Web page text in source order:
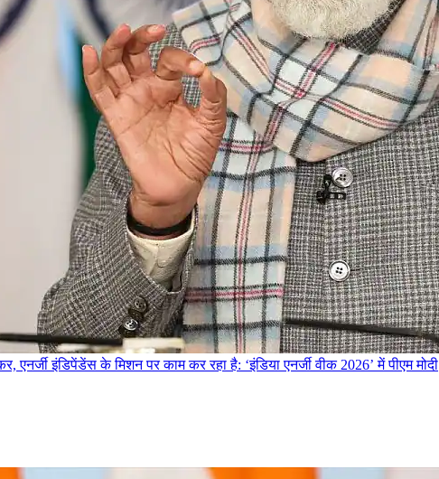
एनर्जी इंडिपेंडेंस के मिशन पर काम कर रहा है: ‘इंडिया एनर्जी वीक 2026’ में पीएम मोदी